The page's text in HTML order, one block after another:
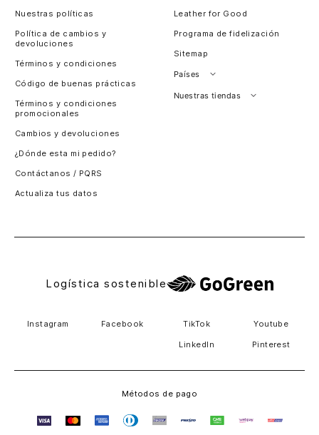
Nuestras políticas
Política de cambios y
devoluciones
Términos y condiciones
Código de buenas prácticas
Términos y condiciones
promocionales
Cambios y devoluciones
¿Dónde esta mi pedido?
Contáctanos / PQRS
Actualiza tus datos
Leather for Good
Programa de fidelización
Sitemap
Países
Perú
Nuestras tiendas
Logística sostenible
Instagram Facebook TikTok Youtube
LinkedIn Pinterest
Métodos de pago